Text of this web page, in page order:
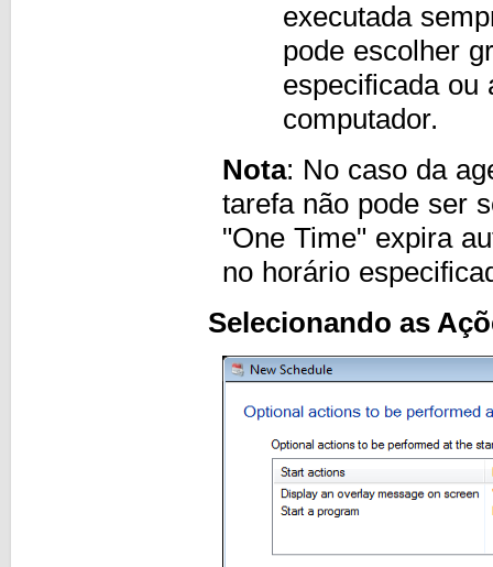
executada
pode escolher
especificada ou
computador.
Nota: No caso da
tarefa não pode ser
"One Time" expira
no horário
Selecionando as